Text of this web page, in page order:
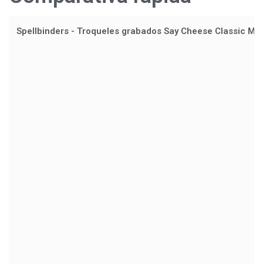
Spellbinders - Troqueles grabados Say Cheese Classic